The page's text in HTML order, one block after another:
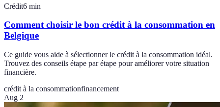
Crédit6 min
Comment choisir le bon crédit à la consommation en
Belgique
Ce guide vous aide à sélectionner le crédit à la consommation idéal.
Trouvez des conseils étape par étape pour améliorer votre situation
financière.
crédit à la consommationfinancement
Aug 2